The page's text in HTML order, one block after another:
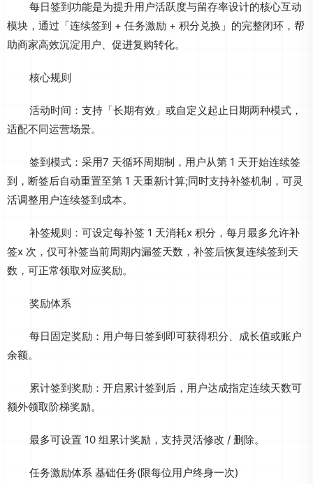
每日签到功能是为提升用户活跃度与留存率设计的核心互动
模块，通过「连续签到 + 任务激励 + 积分兑换」的完整闭环，帮
助商家高效沉淀用户、促进复购转化。
核心规则
活动时间：支持「长期有效」或自定义起止日期两种模式，
适配不同运营场景。
签到模式：采用7 天循环周期制，用户从第 1 天开始连续签
到，断签后自动重置至第 1 天重新计算;同时支持补签机制，可灵
活调整用户连续签到成本。
补签规则：可设定每补签 1 天消耗x 积分，每月最多允许补
签x 次，仅可补签当前周期内漏签天数，补签后恢复连续签到天
数，可正常领取对应奖励。
奖励体系
每日固定奖励：用户每日签到即可获得积分、成长值或账户
余额。
累计签到奖励：开启累计签到后，用户达成指定连续天数可
额外领取阶梯奖励。
最多可设置 10 组累计奖励，支持灵活修改 / 删除。
任务激励体系 基础任务(限每位用户终身一次)